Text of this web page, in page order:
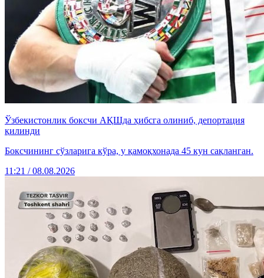
Ўзбекистонлик боксчи АҚШда ҳибсга олиниб, депортация
қилинди
Боксчининг сўзларига кўра, у қамоқхонада 45 кун сақланган.
11:21 / 08.08.2026